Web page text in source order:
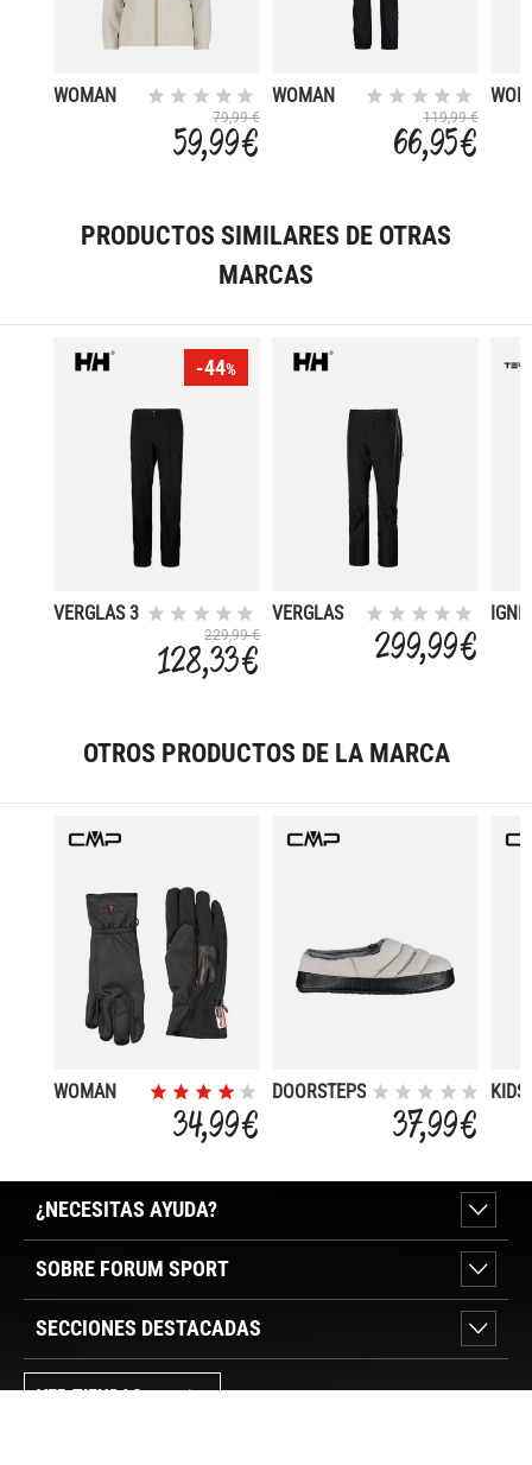
WOMAN
79,99 €
59,99 €
WOMAN
119,99 €
66,95 €
PRODUCTOS SIMILARES DE OTRAS
MARCAS
-44%
VERGLAS 3
229,99 €
128,33 €
VERGLAS
299,99 €
OTROS PRODUCTOS DE LA MARCA
WOMAN
34,99 €
DOORSTEPS
37,99 €
¿NECESITAS AYUDA?
SOBRE FORUM SPORT
SECCIONES DESTACADAS
VER TIENDAS